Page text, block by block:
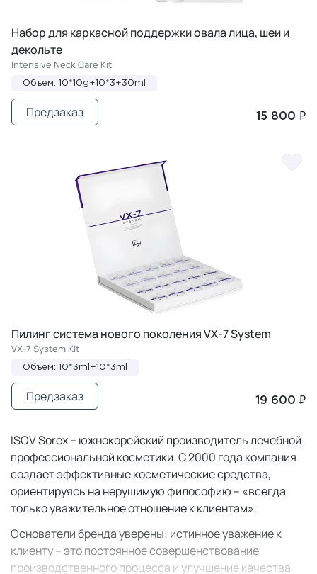
Набор для каркасной поддержки овала лица, шеи и
декольте
Intensive Neck Care Kit
Объем: 10*10g+10*3+30ml
15 800 ₽
Предзаказ
Пилинг система нового поколения VX-7 System
VX-7 System Kit
Объем: 10*3ml+10*3ml
19 600 ₽
Предзаказ
ISOV Sorex – южнокорейский производитель лечебной
профессиональной косметики. С 2000 года компания
создает эффективные косметические средства,
ориентируясь на нерушимую философию – «всегда
только уважительное отношение к клиентам».
Основатели бренда уверены: истинное уважение к
клиенту – это постоянное совершенствование
производственного процесса и улучшение качества